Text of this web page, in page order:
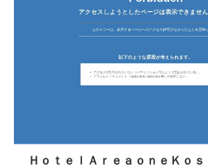
ＨｏｔｅｌＡｒｅａｏｎｅＫｏｓ